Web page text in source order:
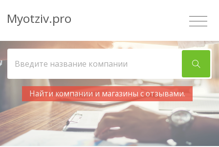
Myotziv.pro
Найти компании и магазины с отзывами.